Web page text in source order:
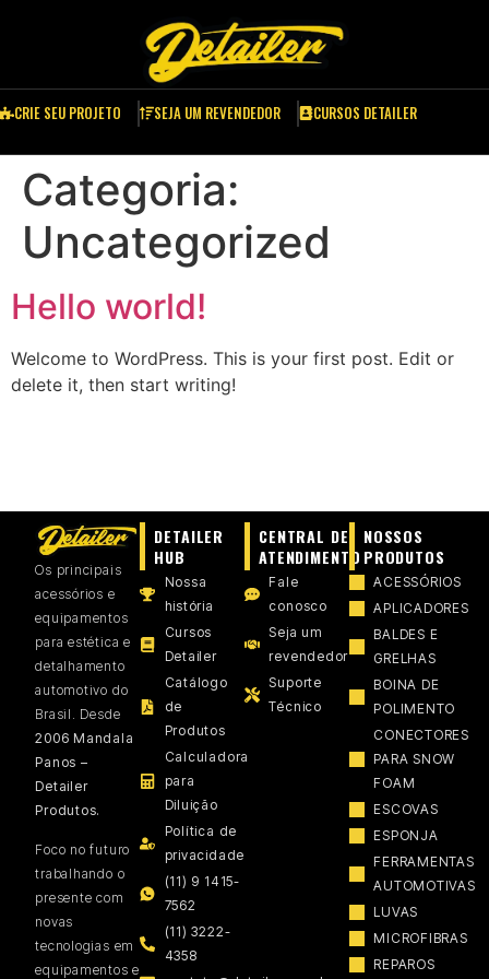
CRIE SEU PROJETO SEJA UM REVENDEDOR CURSOS DETAILER
Categoria:
Uncategorized
Hello world!
Welcome to WordPress. This is your first post. Edit or
delete it, then start writing!
Os principais
acessórios e
equipamentos
para estética e
detalhamento
automotivo do
Brasil. Desde
2006 Mandala
Panos –
Detailer
Produtos.
Foco no futuro
trabalhando o
presente com
novas
tecnologias em
equipamentos e
DETAILER
HUB
Nossa
história
Cursos
Detailer
Catálogo
de
Produtos
Calculadora
para
Diluição
Política de
privacidade
(11) 9 1415-
7562
(11) 3222-
4358
CENTRAL DE
ATENDIMENTO
Fale
conosco
Seja um
revendedor
Suporte
Técnico
NOSSOS
PRODUTOS
ACESSÓRIOS
APLICADORES
BALDES E
GRELHAS
BOINA DE
POLIMENTO
CONECTORES
PARA SNOW
FOAM
ESCOVAS
ESPONJA
FERRAMENTAS
AUTOMOTIVAS
LUVAS
MICROFIBRAS
REPAROS